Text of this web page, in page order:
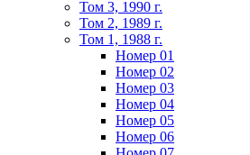
Том 3, 1990 г.
Том 2, 1989 г.
Том 1, 1988 г.
Номер 01
Номер 02
Номер 03
Номер 04
Номер 05
Номер 06